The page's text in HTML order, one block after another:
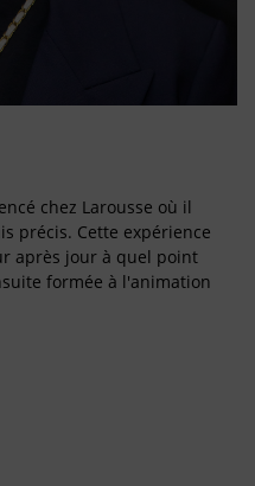
chez Larousse où il
précis. Cette expérience
après jour à quel point
formée à l'animation